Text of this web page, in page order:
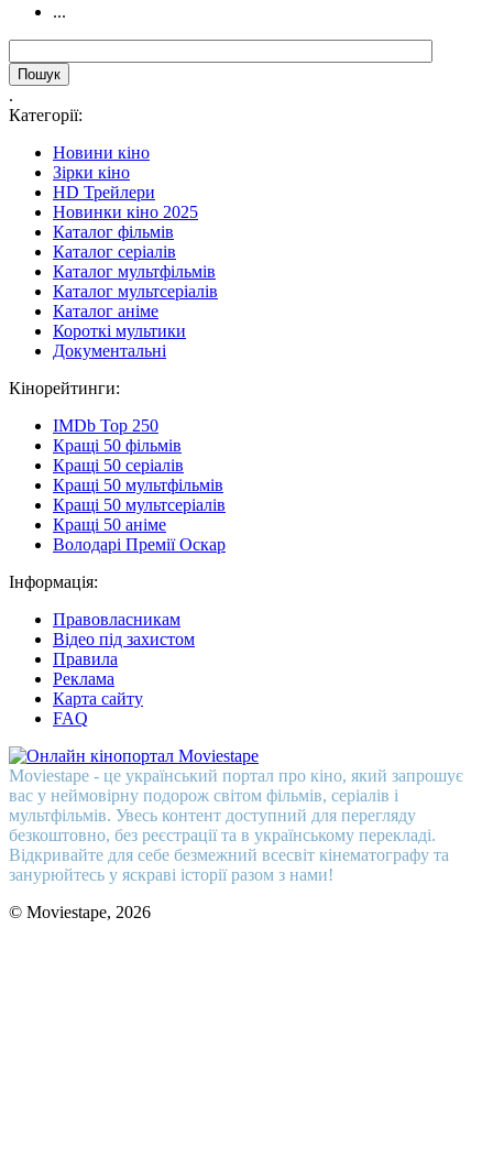
...
.
Категорії:
Новини кіно
Зірки кіно
HD Трейлери
Новинки кіно 2025
Каталог фільмів
Каталог серіалів
Каталог мультфільмів
Каталог мультсеріалів
Каталог аніме
Короткі мультики
Документальні
Кінорейтинги:
IMDb Top 250
Кращі 50 фільмів
Кращі 50 серіалів
Кращі 50 мультфільмів
Кращі 50 мультсеріалів
Кращі 50 аніме
Володарі Премії Оскар
Інформація:
Правовласникам
Відео під захистом
Правила
Реклама
Карта сайту
FAQ
Moviestape - це український портал про кіно, який запрошує
вас у неймовірну подорож світом фільмів, серіалів і
мультфільмів. Увесь контент доступний для перегляду
безкоштовно, без реєстрації та в українському перекладі.
Відкривайте для себе безмежний всесвіт кінематографу та
занурюйтесь у яскраві історії разом з нами!
© Moviestape, 2026